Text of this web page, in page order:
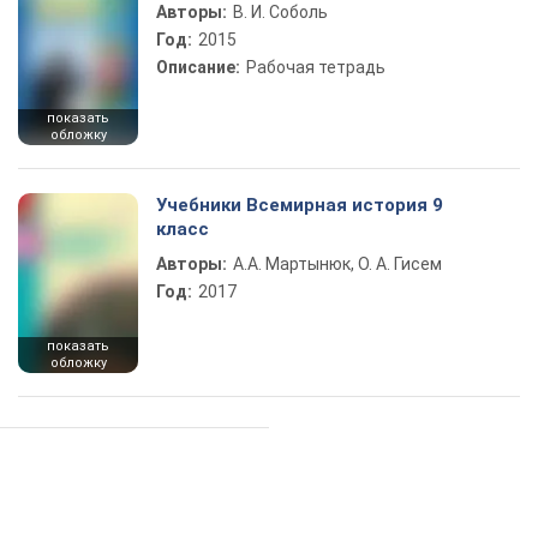
показать
обложку
Авторы: В. И. Соболь
Год: 2015
Описание: Рабочая тетрадь
показать
обложку
Учебники Всемирная история 9
класс
Авторы: А.А. Мартынюк, О. А. Гисем
Год: 2017